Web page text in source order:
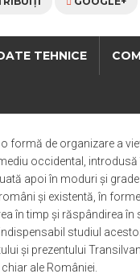
TEHNICE
formă de organizare a
occidental,
apoi în moduri și
și existentă, în
în timp și răspândirea în
studiul
și prezentului
ale României.